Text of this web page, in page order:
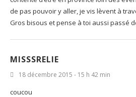
de pas pouvoir y aller, je vis lèvent à
Gros bisous et pense à toi aussi passé
MISSSRELIE
18 décembre 2015 - 15 h 42 min
coucou